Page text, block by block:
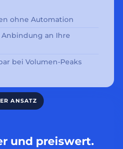
ohne Automation
Anbindung an Ihre
bei Volumen-Peaks
und preiswert.